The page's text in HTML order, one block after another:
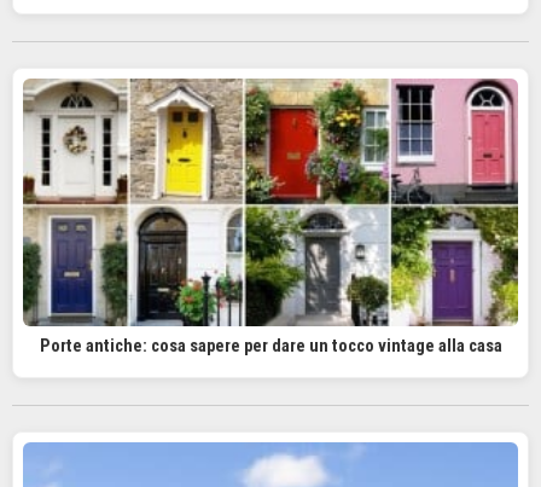
Porte antiche: cosa sapere per dare un tocco vintage alla casa